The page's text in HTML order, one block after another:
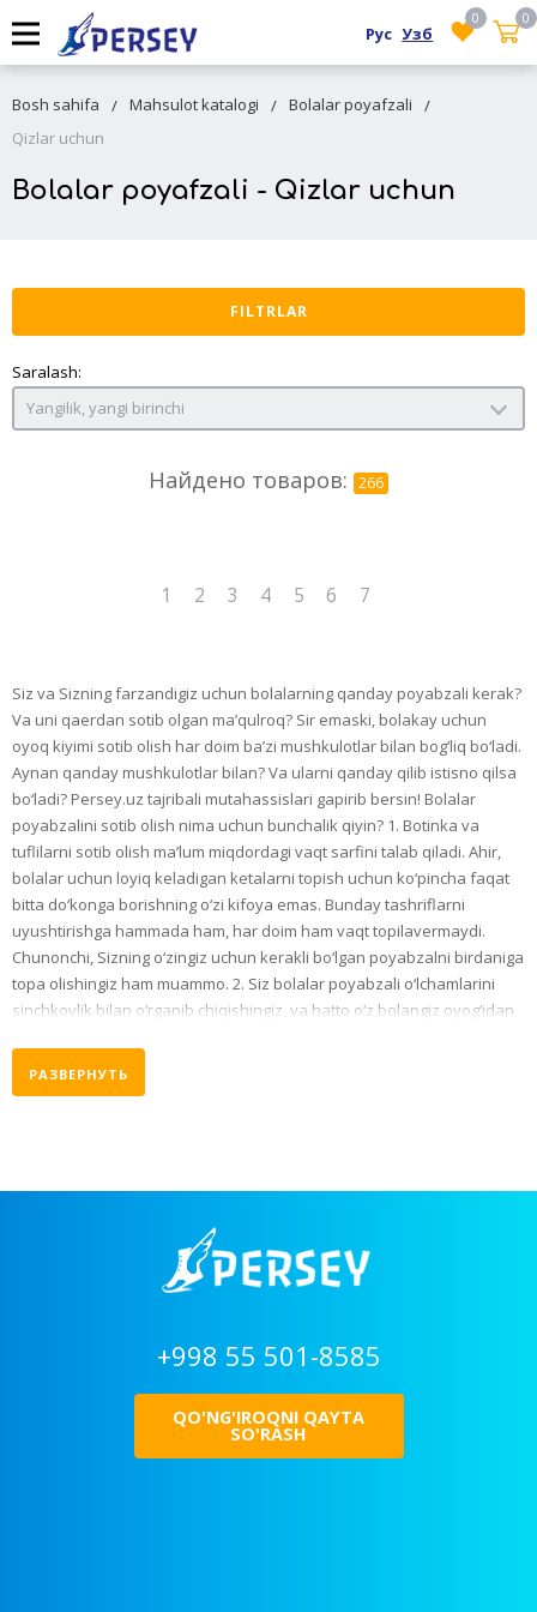
0
0
Рус Узб
Bosh sahifa Mahsulot katalogi
Bolalar poyafzali
Qizlar uchun
Bolalar poyafzali - Qizlar uchun
FILTRLAR
Saralash:
Yangilik, yangi birinchi
Найдено товаров: 266
1 2 3 4 5 6 7
Siz va Sizning farzandigiz uchun bolalarning qanday poyabzali kerak?
Va uni qaerdan sotib olgan ma’qulroq? Sir emaski, bolakay uchun
oyoq kiyimi sotib olish har doim ba’zi mushkulotlar bilan bog‘liq bo‘ladi.
Aynan qanday mushkulotlar bilan? Va ularni qanday qilib istisno qilsa
bo‘ladi? Persey.uz tajribali mutahassislari gapirib bersin! Bolalar
poyabzalini sotib olish nima uchun bunchalik qiyin? 1. Botinka va
tuflilarni sotib olish ma’lum miqdordagi vaqt sarfini talab qiladi. Ahir,
bolalar uchun loyiq keladigan ketalarni topish uchun ko‘pincha faqat
bitta do‘konga borishning o‘zi kifoya emas. Bunday tashriflarni
uyushtirishga hammada ham, har doim ham vaqt topilavermaydi.
Chunonchi, Sizning o‘zingiz uchun kerakli bo‘lgan poyabzalni birdaniga
topa olishingiz ham muammo. 2. Siz bolalar poyabzali o‘lchamlarini
sinchkovlik bilan o‘rganib chiqishingiz, va hatto o‘z bolangiz oyog‘idan
РАЗВЕРНУТЬ
+998 55 501-8585
QO'NG'IROQNI QAYTA
SO'RASH